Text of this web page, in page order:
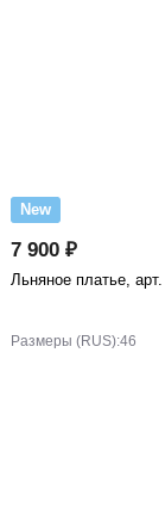
New
7 900 ₽
Льняное платье,
Размеры (RUS):46